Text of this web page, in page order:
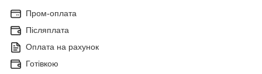
Пром-оплата
Післяплата
Оплата на рахунок
Готівкою